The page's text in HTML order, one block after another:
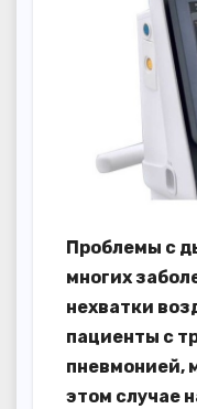
Проблемы с
многих
нехватки
пациенты с
пневмонией,
этом случае